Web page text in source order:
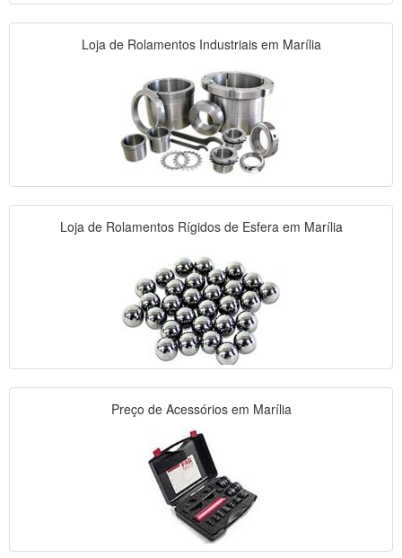
Loja de Rolamentos Industriais em Marília
Loja de Rolamentos Rígidos de Esfera em Marília
Preço de Acessórios em Marília